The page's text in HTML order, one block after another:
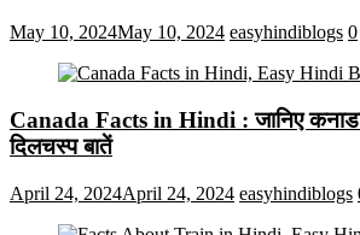
May 10, 2024May 10, 2024 easyhindiblogs 0
Canada Facts in Hindi : जानिए
दिलचस्प बातें
April 24, 2024April 24, 2024 easyhindiblogs